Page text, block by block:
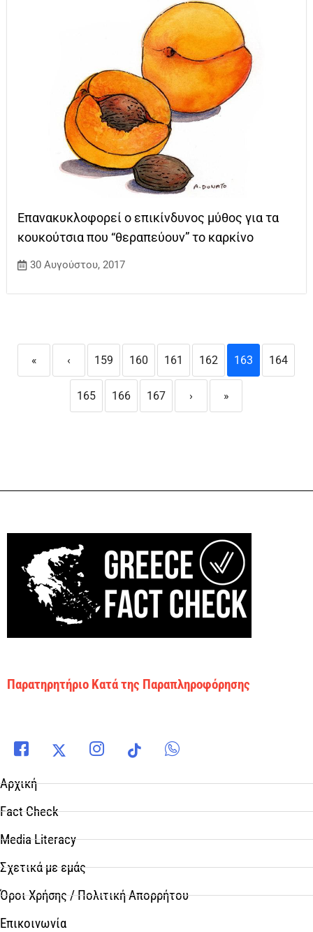
Επανακυκλοφορεί ο επικίνδυνος μύθος για τα
κουκούτσια που “θεραπεύουν” το καρκίνο
30 Αυγούστου, 2017
« ‹ 159 160 161 162 163 164
165 166 167 › »
Παρατηρητήριο Κατά της Παραπληροφόρησης
Αρχική
Fact Check
Media Literacy
Σχετικά με εμάς
Όροι Χρήσης / Πολιτική Απορρήτου
Επικοινωνία